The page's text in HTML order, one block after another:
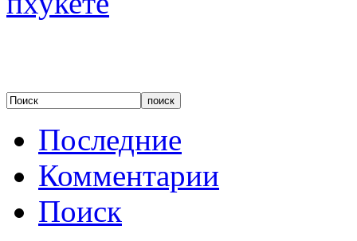
Последние
Комментарии
Поиск